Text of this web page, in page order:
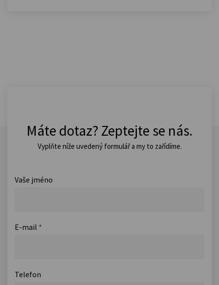
Máte dotaz? Zeptejte se nás.
Vyplňte níže uvedený formulář a my to zařídíme.
Vaše jméno
E-mail *
Telefon